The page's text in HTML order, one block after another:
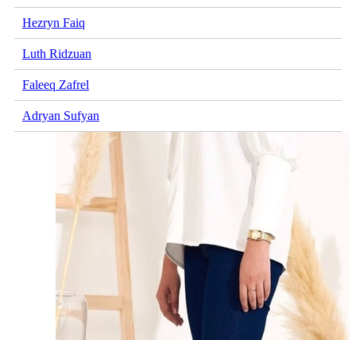
Hezryn Faiq
Luth Ridzuan
Faleeq Zafrel
Adryan Sufyan